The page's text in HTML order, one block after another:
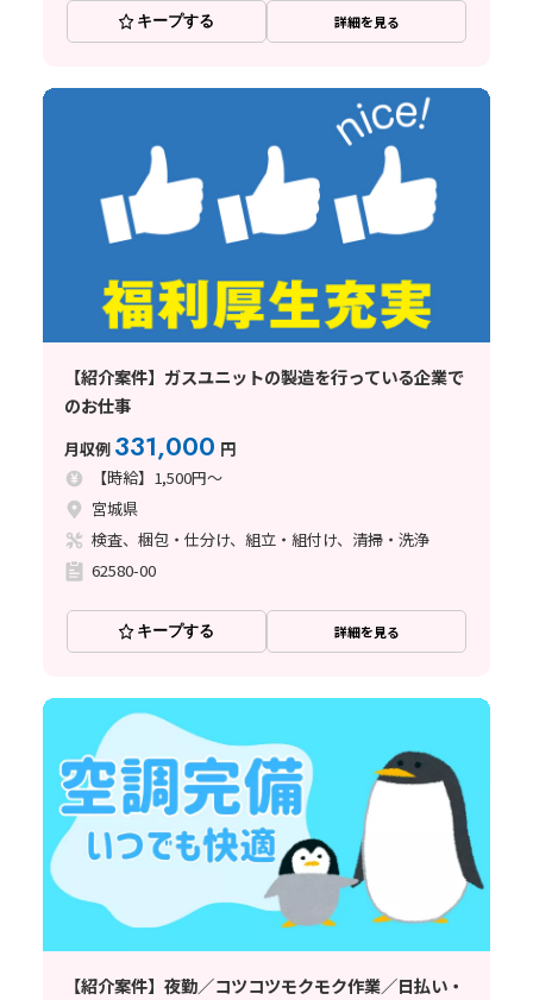
キープする 詳細を見る
【紹介案件】ガスユニットの製造を行っている企業で
のお仕事
月収例 331,000 円
【時給】1,500円～
宮城県
検査、梱包・仕分け、組立・組付け、清掃・洗浄
62580-00
キープする 詳細を見る
【紹介案件】夜勤／コツコツモクモク作業／日払い・